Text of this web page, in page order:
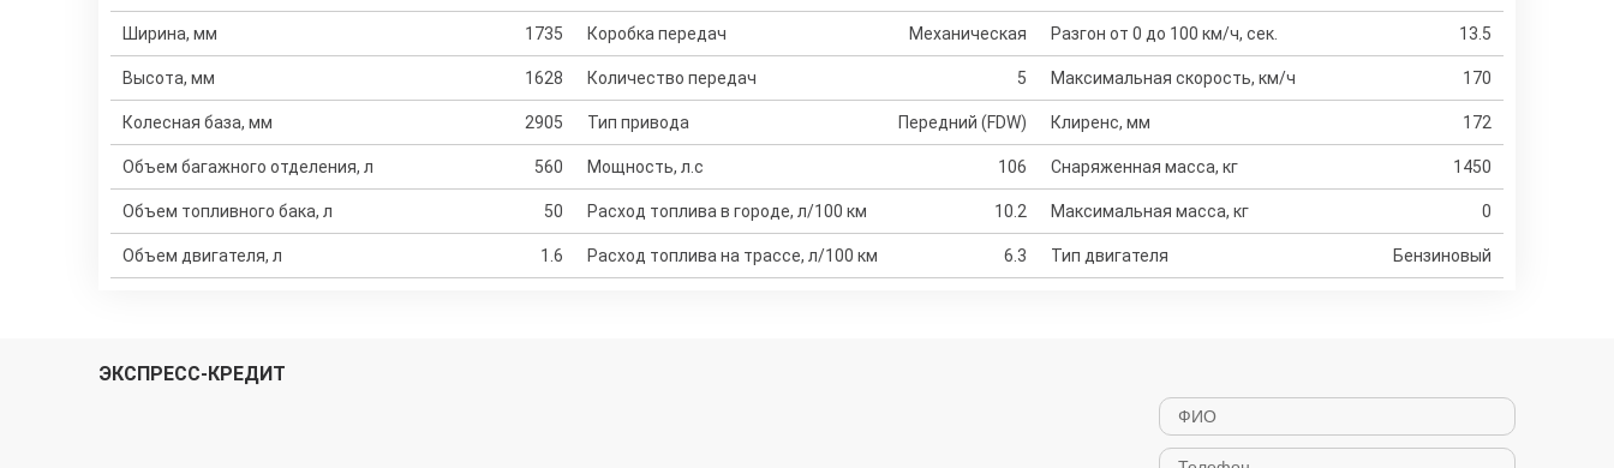
Ширина, мм 1735
Высота, мм 1628
Колесная база, мм 2905
Объем багажного отделения, л 560
Объем топливного бака, л 50
Объем двигателя, л 1.6
Коробка передач Механическая
Количество передач 5
Тип привода Передний (FDW)
Мощность, л.с 106
Расход топлива в городе, л/100 км 10.2
Расход топлива на трассе, л/100 км 6.3
Разгон от 0 до 100 км/ч, сек. 13.5
Максимальная скорость, км/ч 170
Клиренс, мм 172
Снаряженная масса, кг 1450
Максимальная масса, кг 0
Тип двигателя Бензиновый
ЭКСПРЕСС-КРЕДИТ